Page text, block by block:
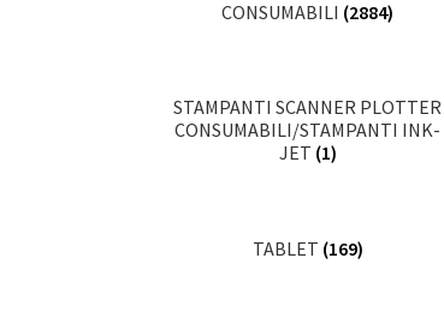
CONSUMABILI (2884)
STAMPANTI SCANNER PLOTTER
CONSUMABILI/STAMPANTI INK-
JET (1)
TABLET (169)